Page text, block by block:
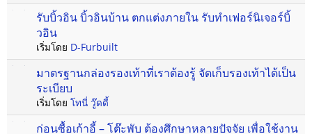
รับบิ้วอิน บิ้วอินบ้าน ตกแต่งภายใน รับทำเฟอร์นิเจอร์บิ้
วอิน
เริ่มโดย D-Furbuilt
มาตรฐานกล่องรองเท้าที่เราต้องรู้ จัดเก็บรองเท้าได้เป็น
ระเบียบ
เริ่มโดย โทนี่ วู๊ดดี้
ก่อนซื้อเก้าอี้ – โต๊ะพับ ต้องศึกษาหลายปัจจัย เพื่อใช้งาน